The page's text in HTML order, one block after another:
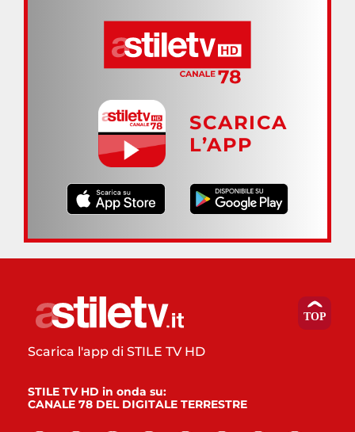
SCARICA
L’APP
Scarica l'app di STILE TV HD
STILE TV HD in onda su:
CANALE 78 DEL DIGITALE TERRESTRE